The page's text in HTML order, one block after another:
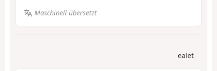
Maschinell übersetzt
ealet